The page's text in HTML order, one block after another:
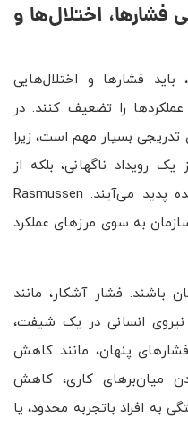
فشارها، اختلال‌ها و
فشارها و اختلال‌هایی
را تضعیف کنند. در
بسیار مهم است، زیرا
رویداد ناگهانی، بلکه از
انباشت تغییرات کوچک و عادی‌شده پدید می‌آیند. Rasmussen
سازمان به سوی مرزهای عملکرد
باشند. فشار آشکار، مانند
انسانی در یک شیفت،
پنهان، مانند کاهش
میان‌برهای کاری، کاهش
به افراد باتجربه محدود، یا